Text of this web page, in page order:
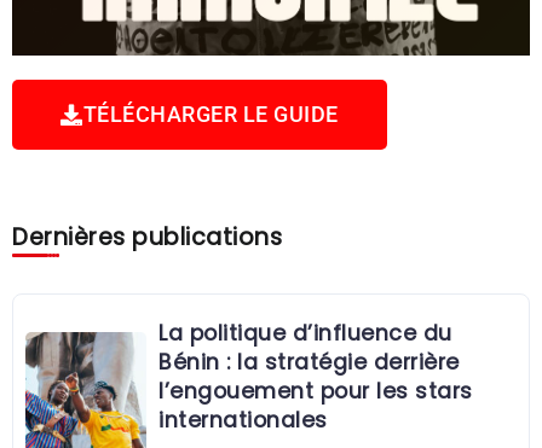
TÉLÉCHARGER LE GUIDE
Dernières publications
La politique d’influence du
Bénin : la stratégie derrière
l’engouement pour les stars
internationales